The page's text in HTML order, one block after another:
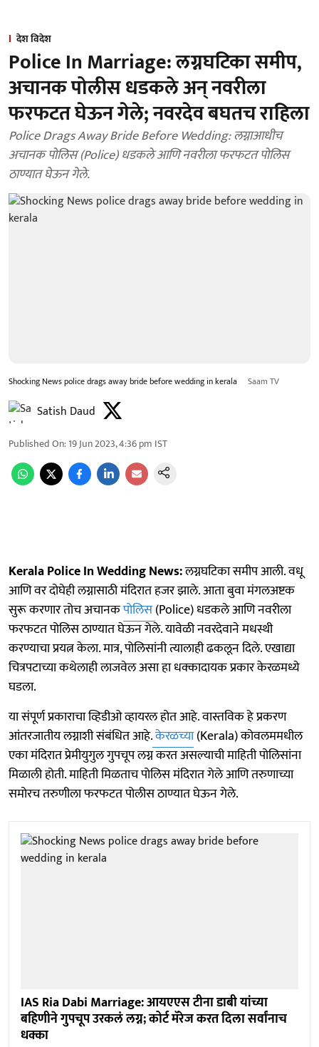
देश विदेश
Police In Marriage: लग्नघटिका समीप,
अचानक पोलीस धडकले अन् नवरीला
फरफटत घेऊन गेले; नवरदेव बघतच राहिला
Police Drags Away Bride Before Wedding: लग्नाआधीच
अचानक पोलिस (Police) धडकले आणि नवरीला फरफटत पोलिस
ठाण्यात घेऊन गेले.
Shocking News police drags away bride before wedding in kerala Saam TV
Satish Daud
Published On:19 Jun 2023, 4:36 pm IST
Kerala Police In Wedding News:लग्नघटिका समीप आली. वधू
आणि वर दोघेही लग्नासाठी मंदिरात हजर झाले. आता बुवा मंगलअष्टक
सुरू करणार तोच अचानकपोलिस(Police) धडकले आणि नवरीला
फरफटत पोलिस ठाण्यात घेऊन गेले. यावेळी नवरदेवाने मधस्थी
करण्याचा प्रयत्न केला. मात्र, पोलिसांनी त्यालाही ढकलून दिले. एखाद्या
चित्रपटाच्या कथेलाही लाजवेल असा हा धक्कादायक प्रकार केरळमध्ये
घडला.
या संपूर्ण प्रकाराचा व्हिडीओ व्हायरल होत आहे. वास्तविक हे प्रकरण
आंतरजातीय लग्नाशी संबंधित आहे.केरळच्या(Kerala) कोवलममधील
एका मंदिरात प्रेमीयुगुल गुपचूप लग्न करत असल्याची माहिती पोलिसांना
मिळाली होती. माहिती मिळताच पोलिस मंदिरात गेले आणि तरुणाच्या
समोरच तरुणीला फरफटत पोलीस ठाण्यात घेऊन गेले.
IAS Ria Dabi Marriage: आयएएस टीना डाबी यांच्या
बहिणीने गुपचूप उरकलं लग्न; कोर्ट मॅरेज करत दिला सर्वांनाच
धक्का